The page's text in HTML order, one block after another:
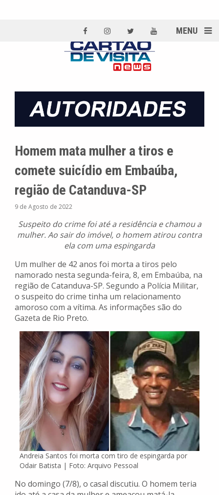
MENU
Homem mata mulher a tiros e
comete suicídio em Embaúba,
região de Catanduva-SP
9 de Agosto de 2022
Suspeito do crime foi até a residência e chamou a
mulher. Ao sair do imóvel, o homem atirou contra
ela com uma espingarda
Um mulher de 42 anos foi morta a tiros pelo
namorado nesta segunda-feira, 8, em Embaúba, na
região de Catanduva-SP. Segundo a Polícia Militar,
o suspeito do crime tinha um relacionamento
amoroso com a vítima. As informações são do
Gazeta de Rio Preto.
Andreia Santos foi morta com tiro de espingarda por
Odair Batista | Foto: Arquivo Pessoal
No domingo (7/8), o casal discutiu. O homem teria